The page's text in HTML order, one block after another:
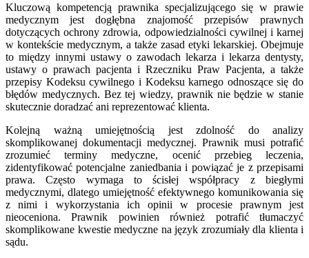
Kluczową kompetencją prawnika specjalizującego się w prawie
medycznym jest dogłębna znajomość przepisów prawnych
dotyczących ochrony zdrowia, odpowiedzialności cywilnej i karnej
w kontekście medycznym, a także zasad etyki lekarskiej. Obejmuje
to między innymi ustawy o zawodach lekarza i lekarza dentysty,
ustawy o prawach pacjenta i Rzeczniku Praw Pacjenta, a także
przepisy Kodeksu cywilnego i Kodeksu karnego odnoszące się do
błędów medycznych. Bez tej wiedzy, prawnik nie będzie w stanie
skutecznie doradzać ani reprezentować klienta.
Kolejną ważną umiejętnością jest zdolność do analizy
skomplikowanej dokumentacji medycznej. Prawnik musi potrafić
zrozumieć terminy medyczne, ocenić przebieg leczenia,
zidentyfikować potencjalne zaniedbania i powiązać je z przepisami
prawa. Często wymaga to ścisłej współpracy z biegłymi
medycznymi, dlatego umiejętność efektywnego komunikowania się
z nimi i wykorzystania ich opinii w procesie prawnym jest
nieoceniona. Prawnik powinien również potrafić tłumaczyć
skomplikowane kwestie medyczne na język zrozumiały dla klienta i
sądu.